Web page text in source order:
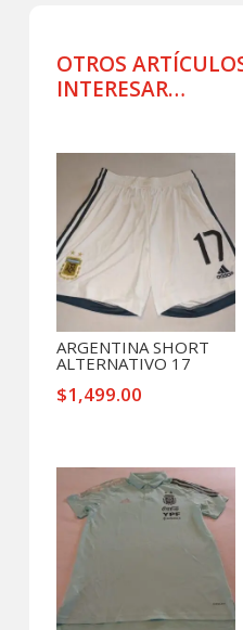
CAPITAN
cantidad
OTROS
INTERESAR…
ARGENTINA SHORT
ALTERNATIVO 17
$1,499.00